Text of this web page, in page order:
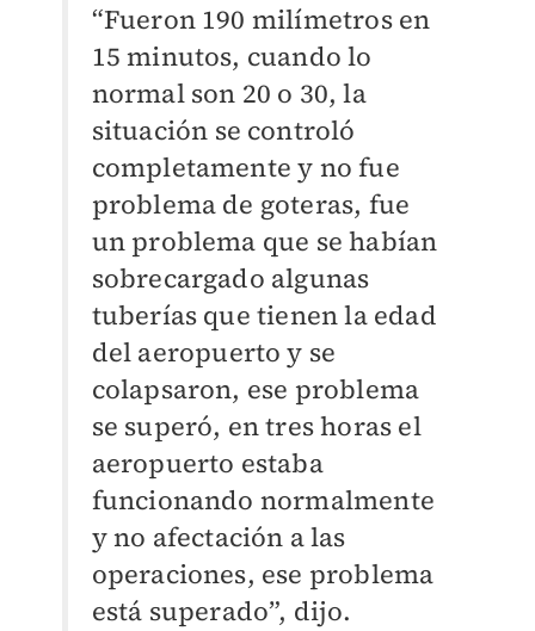
“Fueron 190 milímetros en
15 minutos, cuando lo
normal son 20 o 30, la
situación se controló
completamente y no fue
problema de goteras, fue
un problema que se habían
sobrecargado algunas
tuberías que tienen la edad
del aeropuerto y se
colapsaron, ese problema
se superó, en tres horas el
aeropuerto estaba
funcionando normalmente
y no afectación a las
operaciones, ese problema
está superado”, dijo.